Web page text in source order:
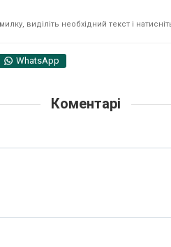
виділіть необхідний текст і
WhatsApp
Коментарі